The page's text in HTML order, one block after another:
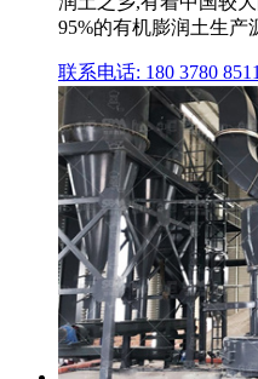
95%的有机膨润土生产
联系电话: 180 3780 8511